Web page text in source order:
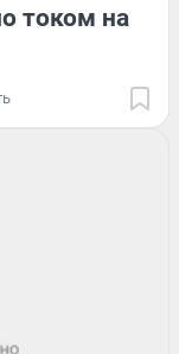
током на